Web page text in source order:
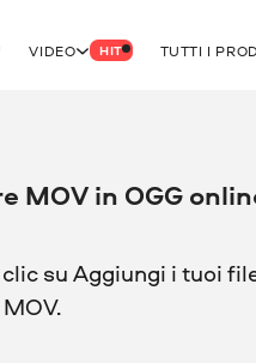
VIDEO HIT TUTTI I
MOV in OGG
clic su Aggiungi i tuoi